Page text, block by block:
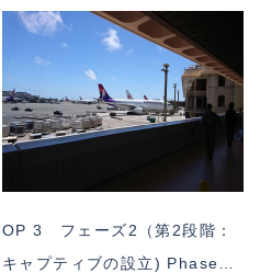
OP 3 フェーズ2（第2段階：
キャプティブの設立) Phase…